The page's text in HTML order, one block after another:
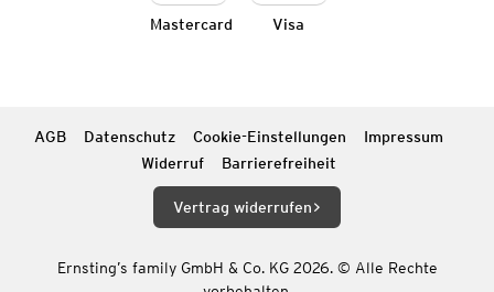
Mastercard Visa
AGB Datenschutz Cookie-Einstellungen
Impressum
Widerruf
Barrierefreiheit
Vertrag widerrufen
Ernsting’s family GmbH & Co. KG 2026. © Alle Rechte